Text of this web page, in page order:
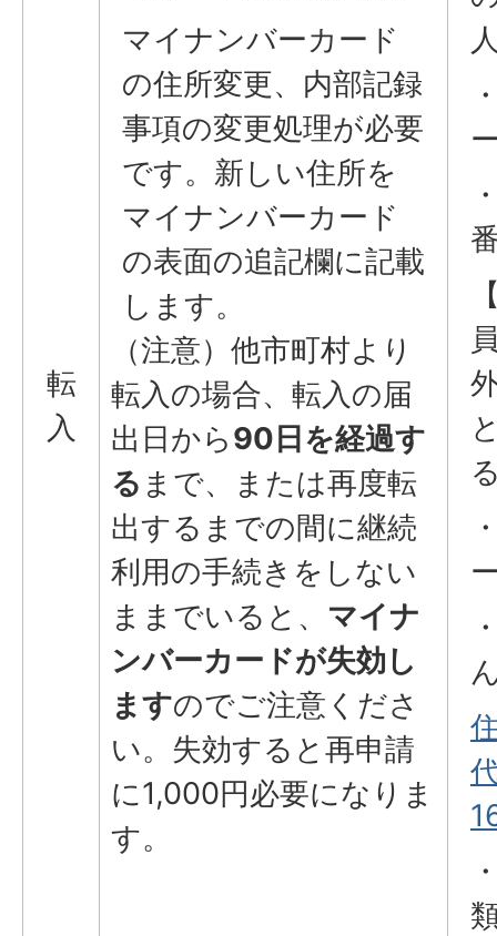
転
入
マイナンバーカード
の住所変更、内部記録
事項の変更処理が必要
です。新しい住所を
マイナンバーカード
の表面の追記欄に記載
します。
（注意）他市町村より
転入の場合、転入の届
出日から90日を経過す
る まで、または再度転
出するまでの間に継続
利用の手続きをしない
ままでいると、 マイナ
ンバーカードが失効し
ますのでご注意くださ
い。失効すると再申請
に1,000円必要になりま
す。